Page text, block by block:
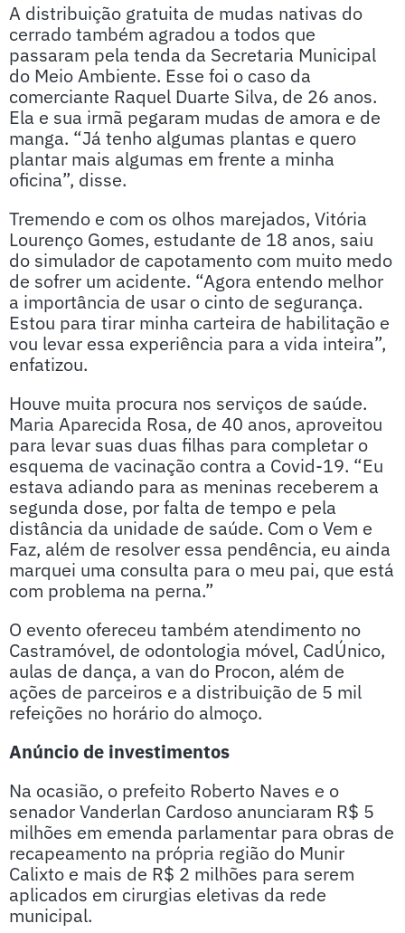
A distribuição gratuita de mudas nativas do
cerrado também agradou a todos que
passaram pela tenda da Secretaria Municipal
do Meio Ambiente. Esse foi o caso da
comerciante Raquel Duarte Silva, de 26 anos.
Ela e sua irmã pegaram mudas de amora e de
manga. “Já tenho algumas plantas e quero
plantar mais algumas em frente a minha
oficina”, disse.
Tremendo e com os olhos marejados, Vitória
Lourenço Gomes, estudante de 18 anos, saiu
do simulador de capotamento com muito medo
de sofrer um acidente. “Agora entendo melhor
a importância de usar o cinto de segurança.
Estou para tirar minha carteira de habilitação e
vou levar essa experiência para a vida inteira”,
enfatizou.
Houve muita procura nos serviços de saúde.
Maria Aparecida Rosa, de 40 anos, aproveitou
para levar suas duas filhas para completar o
esquema de vacinação contra a Covid-19. “Eu
estava adiando para as meninas receberem a
segunda dose, por falta de tempo e pela
distância da unidade de saúde. Com o Vem e
Faz, além de resolver essa pendência, eu ainda
marquei uma consulta para o meu pai, que está
com problema na perna.”
O evento ofereceu também atendimento no
Castramóvel, de odontologia móvel, CadÚnico,
aulas de dança, a van do Procon, além de
ações de parceiros e a distribuição de 5 mil
refeições no horário do almoço.
Anúncio de investimentos
Na ocasião, o prefeito Roberto Naves e o
senador Vanderlan Cardoso anunciaram R$ 5
milhões em emenda parlamentar para obras de
recapeamento na própria região do Munir
Calixto e mais de R$ 2 milhões para serem
aplicados em cirurgias eletivas da rede
municipal.